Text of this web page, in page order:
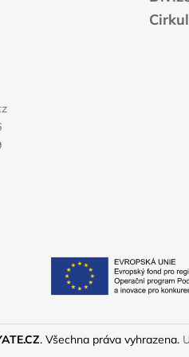
. Všechna práva vyhrazena.